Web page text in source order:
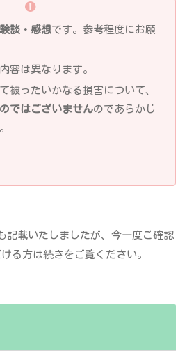
談・感想です。参考程度にお願
容は異なります。
被ったいかなる損害について、
ではございませんのであらかじ
記載いたしましたが、今一度ご確認
る方は続きをご覧ください。